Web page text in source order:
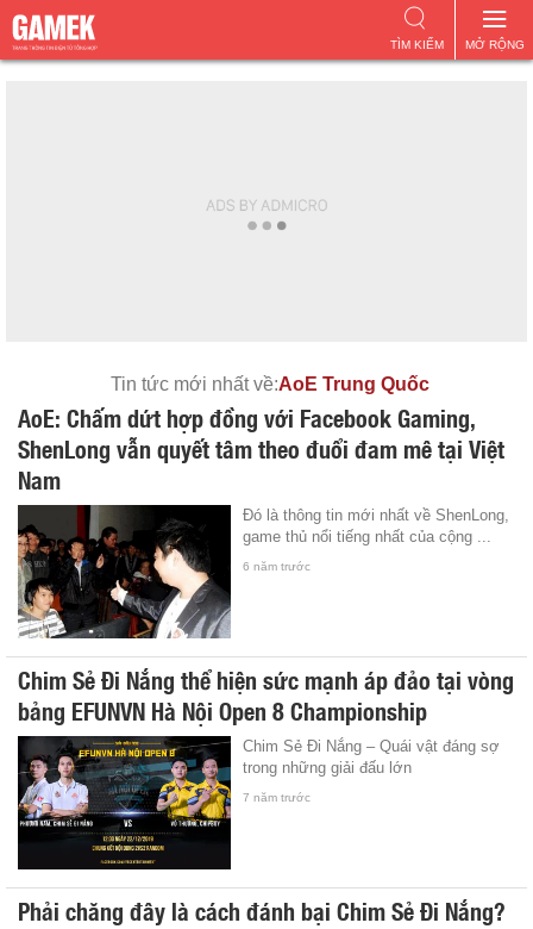
MỞ RỘNG
TÌM KIẾM
Tin tức mới nhất về:AoE Trung Quốc
AoE: Chấm dứt hợp đồng với Facebook Gaming,
ShenLong vẫn quyết tâm theo đuổi đam mê tại Việt
Nam
Đó là thông tin mới nhất về ShenLong,
game thủ nổi tiếng nhất của cộng ...
6 năm trước
Chim Sẻ Đi Nắng thể hiện sức mạnh áp đảo tại vòng
bảng EFUNVN Hà Nội Open 8 Championship
Chim Sẻ Đi Nắng – Quái vật đáng sợ
trong những giải đấu lớn
7 năm trước
Phải chăng đây là cách đánh bại Chim Sẻ Đi Nắng?